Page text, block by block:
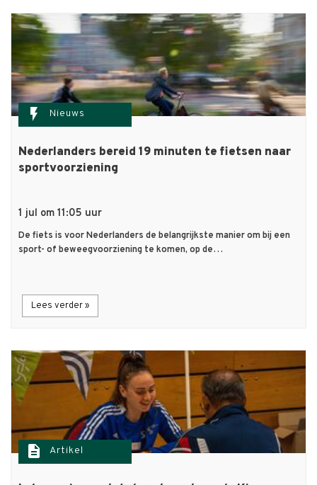
flash_on Nieuws
Nederlanders bereid 19 minuten te fietsen naar
sportvoorziening
1 jul om 11:05 uur
De fiets is voor Nederlanders de belangrijkste manier om bij een
sport- of beweegvoorziening te komen, op de…
Lees verder »
description Artikel